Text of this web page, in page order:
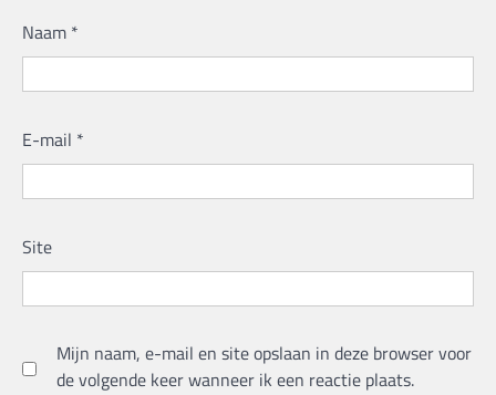
Naam *
E-mail *
Site
Mijn naam, e-mail en site opslaan in deze browser voor
de volgende keer wanneer ik een reactie plaats.